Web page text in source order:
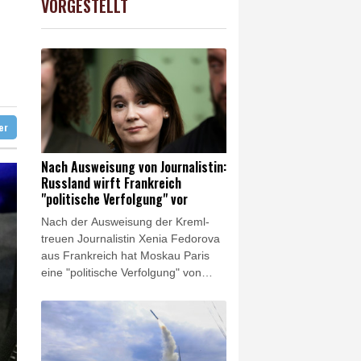
für Lkw
-0.08%
VORGESTELLT
Nach Ausweisung von Journalistin:
Russland wirft Frankreich
"politische Verfolgung" vor
Nach der Ausweisung der Kreml-
treuen Journalistin Xenia Fedorova
aus Frankreich hat Moskau Paris
eine "politische Verfolgung" von
"Jede abweichende Meinung wird
als russische Propaganda
bezeichnet, worauf Versuche folgen,
Journalisten und ganze Medien zu